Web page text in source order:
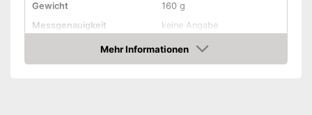
Gewicht
160 g
Messgenauigkeit
keine Angabe
DisplaybeleuchtungMehr Informationen
Amazon